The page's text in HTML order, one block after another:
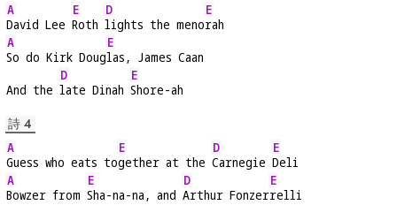
A
David Lee
E
Roth
D
lights the meno
E
rah
A
So do Kirk Doug
E
las, James Caan
And the
D
late Dinah
E
Shore-ah
詩 4
A
Guess who eats to
E
gether at the
D
Carnegie
E
Deli
A
Bowzer from
E
Sha-na-na, and
D
Arthur Fonzer
E
relli